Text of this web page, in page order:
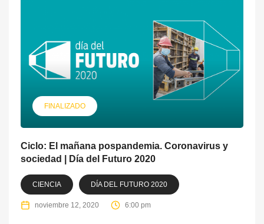
FINALIZADO
Ciclo: El mañana pospandemia. Coronavirus y
sociedad | Día del Futuro 2020
CIENCIA DÍA DEL FUTURO 2020
noviembre 12, 2020 6:00 pm